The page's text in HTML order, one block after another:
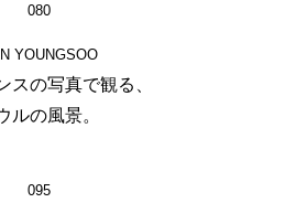
080
YOUNGSOO
スの写真で観る、
ルの風景。
095